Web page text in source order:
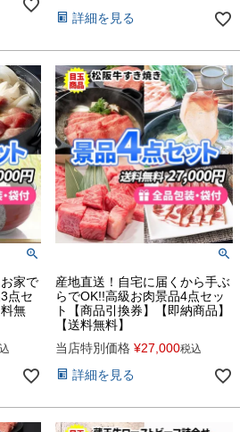
詳細を見る
家で
点セ
無
産地直送！自宅に届くから手ぶ
らでOK!!高級お肉景品4点セッ
ト【商品引換券】【即納商品】
【送料無料】
当店特別価格 ¥27,000税込
詳細を見る